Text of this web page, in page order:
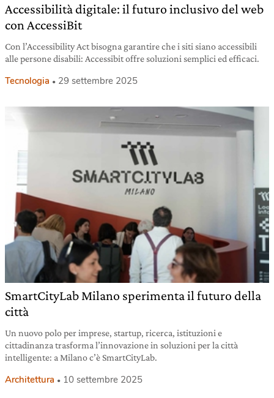
Accessibilità digitale: il futuro inclusivo del web
con AccessiBit
Con l’Accessibility Act bisogna garantire che i siti siano accessibili
alle persone disabili: Accessibit offre soluzioni semplici ed efficaci.
Tecnologia 29 settembre 2025
SmartCityLab Milano sperimenta il futuro della
città
Un nuovo polo per imprese, startup, ricerca, istituzioni e
cittadinanza trasforma l’innovazione in soluzioni per la città
intelligente: a Milano c’è SmartCityLab.
Architettura 10 settembre 2025